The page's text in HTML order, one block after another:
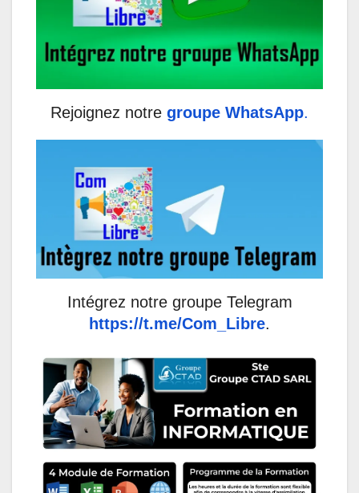
Rejoignez notre groupe WhatsApp.
Intégrez notre groupe Telegram
https://t.me/Com_Libre.